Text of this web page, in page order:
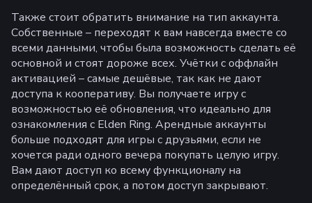
Также стоит обратить внимание на тип аккаунта.
Собственные – переходят к вам навсегда вместе со
всеми данными, чтобы была возможность сделать её
основной и стоят дороже всех. Учётки с оффлайн
активацией – самые дешёвые, так как не дают
доступа к кооперативу. Вы получаете игру с
возможностью её обновления, что идеально для
ознакомления с Elden Ring. Арендные аккаунты
больше подходят для игры с друзьями, если не
хочется ради одного вечера покупать целую игру.
Вам дают доступ ко всему функционалу на
определённый срок, а потом доступ закрывают.